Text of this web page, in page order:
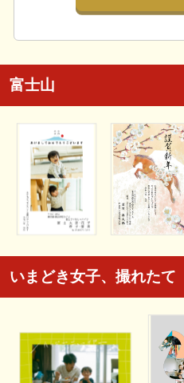
富士山
いまどき女子、撮れたて